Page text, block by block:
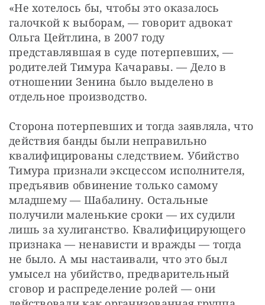
«Не хотелось бы, чтобы это оказалось
галочкой к выборам, — ​говорит адвокат
Ольга Цейтлина, в 2007 году
представлявшая в суде потерпевших, — ​
родителей Тимура Качаравы. — ​Дело в
отношении Зенина было выделено в
отдельное производство.
Сторона потерпевших и тогда заявляла, что
действия банды были неправильно
квалифицированы следствием. Убийство
Тимура признали эксцессом исполнителя,
предъявив обвинение только самому
младшему — ​Шабалину. Остальные
получили маленькие сроки — ​их судили
лишь за хулиганство. Квалифицирующего
признака — ​ненависти и вражды — ​тогда
не было. А мы настаивали, что это был
умысел на убийство, предварительный
сговор и распределение ролей — ​они